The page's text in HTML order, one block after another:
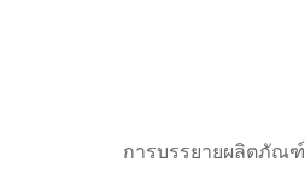
การบรรยายผลิตภัณฑ์